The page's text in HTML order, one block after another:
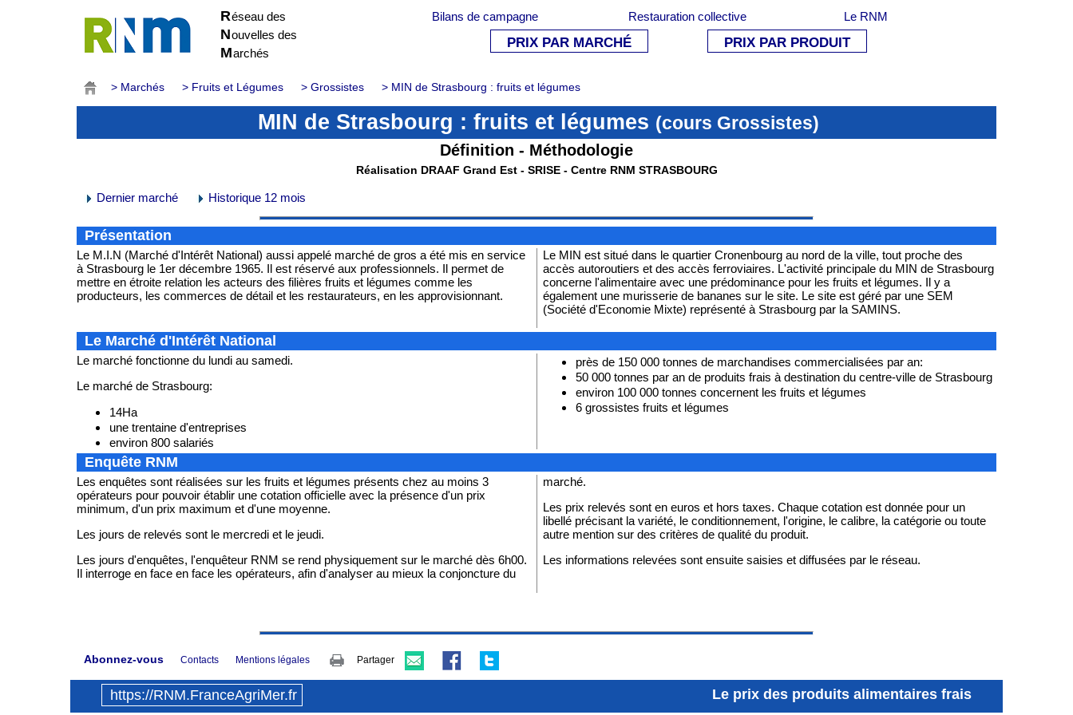
Réseau des
Nouvelles des
Marchés
Bilans de campagne Restauration collective Le RNM
PRIX PAR MARCHÉ PRIX PAR PRODUIT
> Marchés > Fruits et Légumes > Grossistes > MIN de Strasbourg : fruits et légumes
MIN de Strasbourg : fruits et légumes (cours Grossistes)
Définition - Méthodologie
Réalisation DRAAF Grand Est - SRISE - Centre RNM STRASBOURG
Dernier marché Historique 12 mois
Présentation
Le M.I.N (Marché d'Intérêt National) aussi appelé marché de gros a été mis en service
à Strasbourg le 1er décembre 1965. Il est réservé aux professionnels. Il permet de
mettre en étroite relation les acteurs des filières fruits et légumes comme les
producteurs, les commerces de détail et les restaurateurs, en les approvisionnant.
Le MIN est situé dans le quartier Cronenbourg au nord de la ville, tout proche des
accès autoroutiers et des accès ferroviaires. L'activité principale du MIN de Strasbourg
concerne l'alimentaire avec une prédominance pour les fruits et légumes. Il y a
également une murisserie de bananes sur le site. Le site est géré par une SEM
(Société d'Economie Mixte) représenté à Strasbourg par la SAMINS.
Le Marché d'Intérêt National
Le marché fonctionne du lundi au samedi.
Le marché de Strasbourg:
14Ha
une trentaine d'entreprises
environ 800 salariés
près de 150 000 tonnes de marchandises commercialisées par an:
50 000 tonnes par an de produits frais à destination du centre-ville de Strasbourg
environ 100 000 tonnes concernent les fruits et légumes
6 grossistes fruits et légumes
Enquête RNM
Les enquêtes sont réalisées sur les fruits et légumes présents chez au moins 3
opérateurs pour pouvoir établir une cotation officielle avec la présence d'un prix
minimum, d'un prix maximum et d'une moyenne.
Les jours de relevés sont le mercredi et le jeudi.
Les jours d'enquêtes, l'enquêteur RNM se rend physiquement sur le marché dès 6h00.
Il interroge en face en face les opérateurs, afin d'analyser au mieux la conjoncture du
marché.
Les prix relevés sont en euros et hors taxes. Chaque cotation est donnée pour un
libellé précisant la variété, le conditionnement, l'origine, le calibre, la catégorie ou toute
autre mention sur des critères de qualité du produit.
Les informations relevées sont ensuite saisies et diffusées par le réseau.
Abonnez-vous Contacts Mentions légales Partager
https://RNM.FranceAgriMer.fr Le prix des produits alimentaires frais